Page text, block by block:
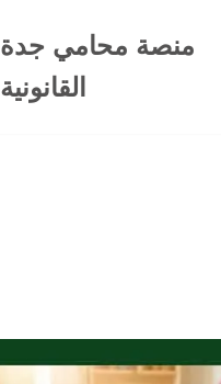
منصة محامي جدة
القانونية